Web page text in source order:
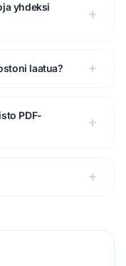
yhdeksi
laatua?
PDF-